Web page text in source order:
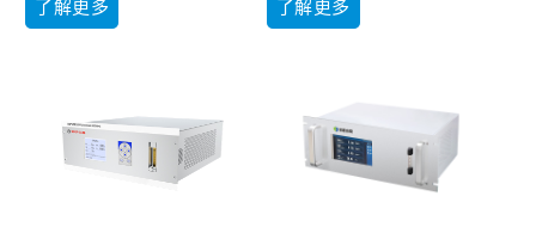
了解更多 了解更多